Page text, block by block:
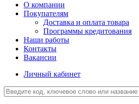
О компании
Покупателям
Доставка и оплата товара
Программы кредитования
Наши работы
Контакты
Вакансии
Личный кабинет